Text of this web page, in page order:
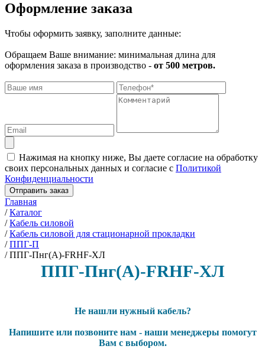
Оформление заказа
Чтобы оформить заявку, заполните данные:
Обращаем Ваше внимание: минимальная длина для
оформления заказа в производство - от 500 метров.
Нажимая на кнопку ниже, Вы даете согласие на обработку
своих персональных данных и согласие с Политикой
Конфиденциальности
Отправить заказ
Главная
/Каталог
/Кабель силовой
/Кабель силовой для стационарной прокладки
/ППГ-П
/ППГ-Пнг(А)-FRHF-ХЛ
ППГ-Пнг(А)-FRHF-ХЛ
Не нашли нужный кабель?
Напишите или позвоните нам - наши менеджеры помогут
Вам с выбором.